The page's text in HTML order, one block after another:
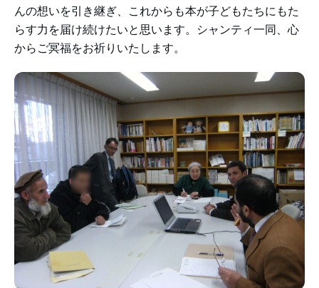
んの想いを引き継ぎ、これからも本が子どもたちにもた
らす力を届け続けたいと思います。シャンティ一同、心
からご冥福をお祈りいたします。